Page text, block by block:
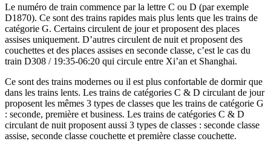
Le numéro de train commence par la lettre C ou D (par exemple
D1870). Ce sont des trains rapides mais plus lents que les trains de
catégorie G. Certains circulent de jour et proposent des places
assises uniquement. D’autres circulent de nuit et proposent des
couchettes et des places assises en seconde classe, c’est le cas du
train D308 / 19:35-06:20 qui circule entre Xi’an et Shanghai.
Ce sont des trains modernes ou il est plus confortable de dormir que
dans les trains lents. Les trains de catégories C & D circulant de jour
proposent les mêmes 3 types de classes que les trains de catégorie G
: seconde, première et business. Les trains de catégories C & D
circulant de nuit proposent aussi 3 types de classes : seconde classe
assise, seconde classe couchette et première classe couchette.